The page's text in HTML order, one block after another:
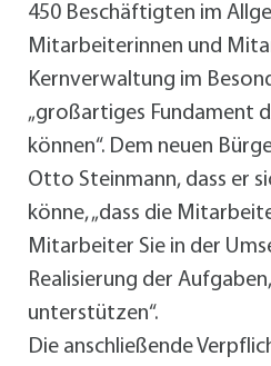
450 Beschäftigten im
Mitarbeiterinnen und
Kernverwaltung im
„großartiges Fundament
können“. Dem neuen
Otto Steinmann, dass er
könne, „dass die
Mitarbeiter Sie in der
Realisierung der
unterstützen“.
Die anschließende